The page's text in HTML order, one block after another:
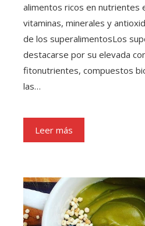
alimentos ricos en nutrientes
vitaminas, minerales y
de los superalimentosLos
destacarse por su elevada
fitonutrientes, compuestos
las…
Leer más